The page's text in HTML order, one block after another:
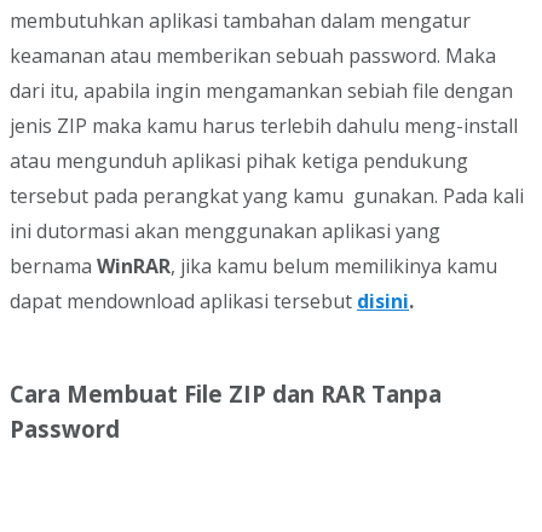
membutuhkan aplikasi tambahan dalam mengatur
keamanan atau memberikan sebuah password. Maka
dari itu, apabila ingin mengamankan sebiah file dengan
jenis ZIP maka kamu harus terlebih dahulu meng-install
atau mengunduh aplikasi pihak ketiga pendukung
tersebut pada perangkat yang kamu gunakan. Pada kali
ini dutormasi akan menggunakan aplikasi yang
bernama WinRAR, jika kamu belum memilikinya kamu
dapat mendownload aplikasi tersebut disini.
Cara Membuat File ZIP dan RAR Tanpa
Password